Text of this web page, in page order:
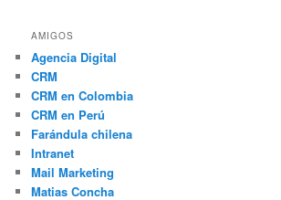
AMIGOS
Agencia Digital
CRM
CRM en Colombia
CRM en Perú
Farándula chilena
Intranet
Mail Marketing
Matias Concha